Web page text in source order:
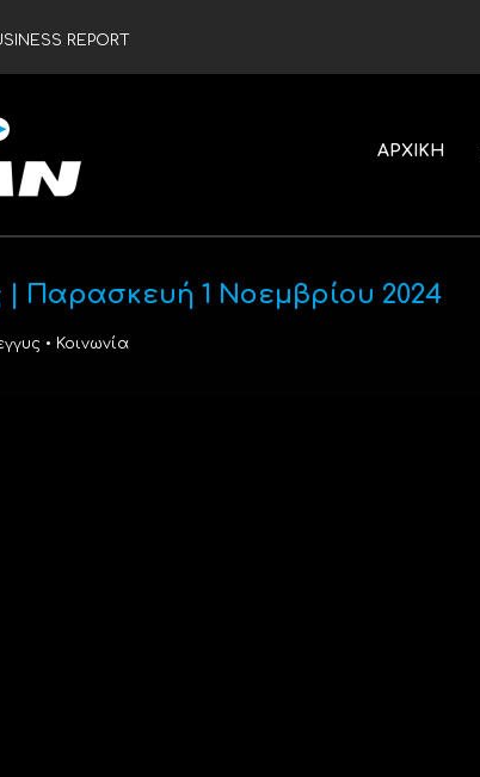
REPORT
ΑΡΧΙΚΗ
| Παρασκευή 1 Νοεμβρίου 2024
• Κοινωνία